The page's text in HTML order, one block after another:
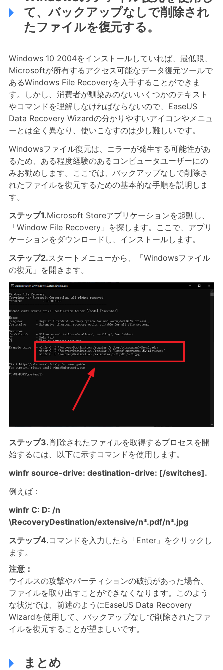
て、バックアップなしで削除され
たファイルを復元する。
Windows 10 2004をインストールしていれば、最低限、
Microsoftが所有するアクセス可能なデータ復元ツールで
あるWindows File Recoveryを入手することができま
す。しかし、消費者が馴染みのないいくつかのテキスト
やコマンドを理解しなければならないので、EaseUS
Data Recovery Wizardの分かりやすいアイコンやメニュ
ーとは全く異なり、使いこなすのは少し難しいです。
Windowsファイル復元は、エラーが発生する可能性があ
るため、ある程度経験のあるコンピュータユーザーにの
みお勧めします。ここでは、バックアップなしで削除さ
れたファイルを復元するための基本的な手順を説明しま
す。
ステップ1.Microsoft Storeアプリケーションを起動し、
「Window File Recovery」を探します。ここで、アプリ
ケーションをダウンロードし、インストールします。
ステップ2.スタートメニューから、「Windowsファイル
の復元」を開きます。
ステップ3. 削除されたファイルを取得するプロセスを開
始するには、以下に示すコマンドを使用します。
winfr source-drive: destination-drive: [/switches].
例えば：
winfr C: D: /n
\RecoveryDestination/extensive/n*.pdf/n*.jpg
ステップ4.コマンドを入力したら「Enter」をクリックし
ます。
注意：
ウイルスの攻撃やパーティションの破損があった場合、
ファイルを取り出すことができなくなります。このよう
な状況では、前述のようにEaseUS Data Recovery
Wizardを使用して、バックアップなしで削除されたファ
イルを復元することが望ましいです。
まとめ